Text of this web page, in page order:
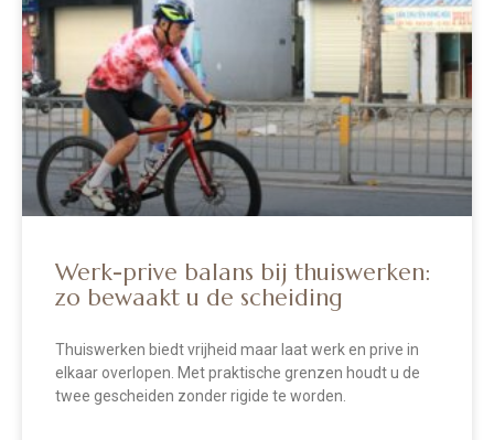
Werk-prive balans bij thuiswerken:
zo bewaakt u de scheiding
Thuiswerken biedt vrijheid maar laat werk en prive in
elkaar overlopen. Met praktische grenzen houdt u de
twee gescheiden zonder rigide te worden.